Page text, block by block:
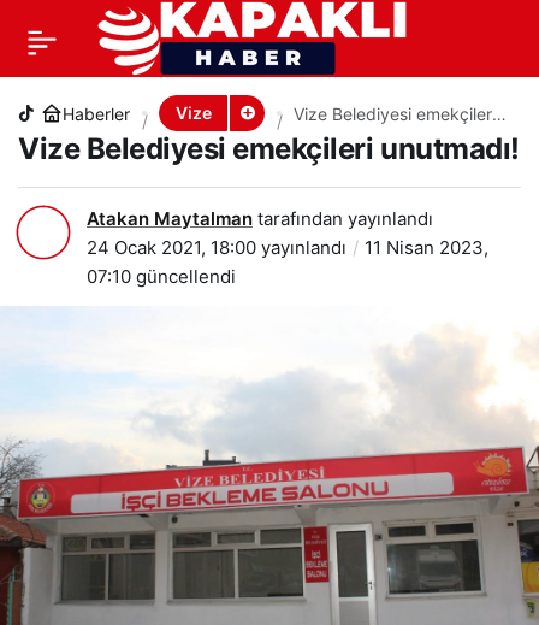
Haberler Vize
Vize Belediyesi emekçileri
unutmadı!
Vize Belediyesi emekçileri unutmadı!
Atakan Maytalman tarafından yayınlandı
24 Ocak 2021, 18:00 yayınlandı
11 Nisan 2023,
07:10 güncellendi
Vize Belediyesi emekçileri unutmadı!